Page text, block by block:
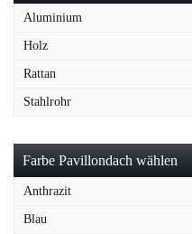
Aluminium
Holz
Rattan
Stahlrohr
Farbe Pavillondach wählen
Anthrazit
Blau